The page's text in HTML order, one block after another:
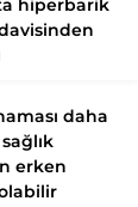
hiperbarik
daha
erken